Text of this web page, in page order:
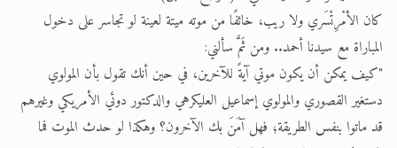
كان الأمْرِتْسَري ولا ريب، خائفًا من موته ميتة لعينة لو تجاسر على دخول
المباراة مع سيدنا أحمد.. ومن ثَمَّ سألني:
"كيف يمكن أن يكون موتي آيةً للآخرين، في حين أنك تقول بأن المولوي
دستغير القصوري والمولوي إسماعيل العليكرهي والدكتور دوئي الأمريكي وغيرهم
قد ماتوا بنفس الطريقة؛ فهل آمَنَ بك الآخرون؟ وهكذا لو حدث الموت فما